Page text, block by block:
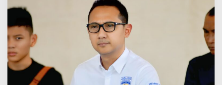
P
r
e
a